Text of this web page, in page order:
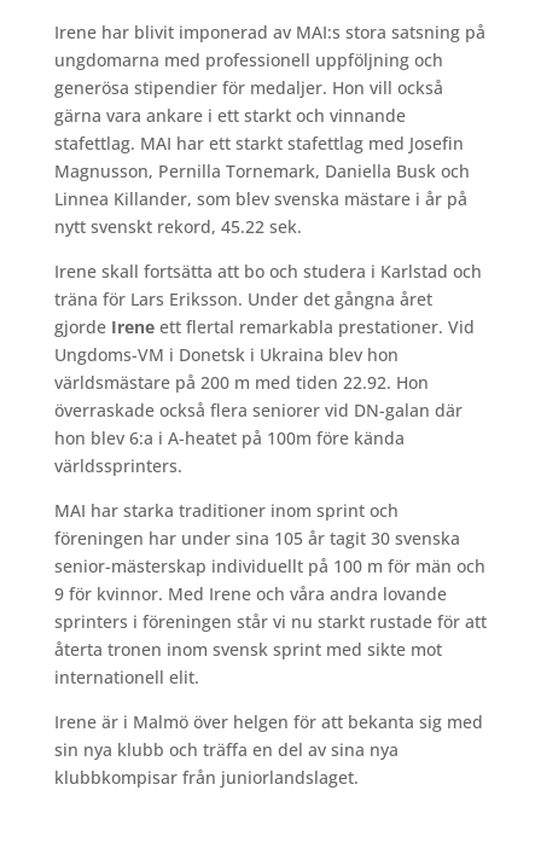
Irene har blivit imponerad av MAI:s stora satsning på
ungdomarna med professionell uppföljning och
generösa stipendier för medaljer. Hon vill också
gärna vara ankare i ett starkt och vinnande
stafettlag. MAI har ett starkt stafettlag med Josefin
Magnusson, Pernilla Tornemark, Daniella Busk och
Linnea Killander, som blev svenska mästare i år på
nytt svenskt rekord, 45.22 sek.
Irene skall fortsätta att bo och studera i Karlstad och
träna för Lars Eriksson. Under det gångna året
gjorde Irene ett flertal remarkabla prestationer. Vid
Ungdoms-VM i Donetsk i Ukraina blev hon
världsmästare på 200 m med tiden 22.92. Hon
överraskade också flera seniorer vid DN-galan där
hon blev 6:a i A-heatet på 100m före kända
världssprinters.
MAI har starka traditioner inom sprint och
föreningen har under sina 105 år tagit 30 svenska
senior-mästerskap individuellt på 100 m för män och
9 för kvinnor. Med Irene och våra andra lovande
sprinters i föreningen står vi nu starkt rustade för att
återta tronen inom svensk sprint med sikte mot
internationell elit.
Irene är i Malmö över helgen för att bekanta sig med
sin nya klubb och träffa en del av sina nya
klubbkompisar från juniorlandslaget.